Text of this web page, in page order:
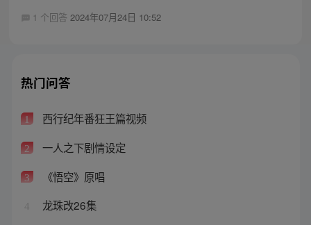
1 个回答 2024年07月24日 10:52
热门问答
1 西行纪年番狂王篇视频
2 一人之下剧情设定
3 《悟空》原唱
4 龙珠改26集